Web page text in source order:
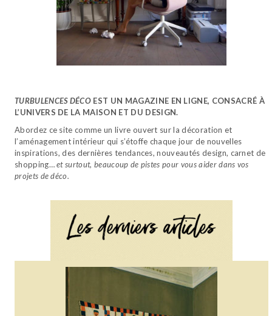
TURBULENCES DÉCO EST UN MAGAZINE EN LIGNE, CONSACRÉ À
L’UNIVERS DE LA MAISON ET DU DESIGN.
Abordez ce site comme un livre ouvert sur la décoration et
l’aménagement intérieur qui s’étoffe chaque jour de nouvelles
inspirations, des dernières tendances, nouveautés design, carnet de
shopping…et surtout, beaucoup de pistes pour vous aider dans vos
projets de déco.